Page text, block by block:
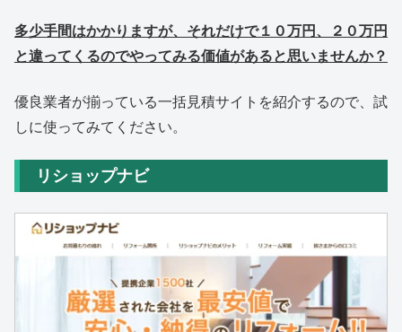
多少手間はかかりますが、それだけで１０万円、２０万円
と違ってくるのでやってみる価値があると思いませんか？
優良業者が揃っている一括見積サイトを紹介するので、試
しに使ってみてください。
リショップナビ